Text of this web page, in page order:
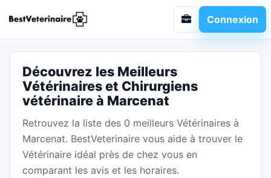
Connexion
Découvrez les Meilleurs
Vétérinaires et Chirurgiens
vétérinaire à Marcenat
Retrouvez la liste des 0 meilleurs Vétérinaires à
Marcenat. BestVeterinaire vous aide à trouver le
Vétérinaire idéal près de chez vous en
comparant les avis et les horaires.